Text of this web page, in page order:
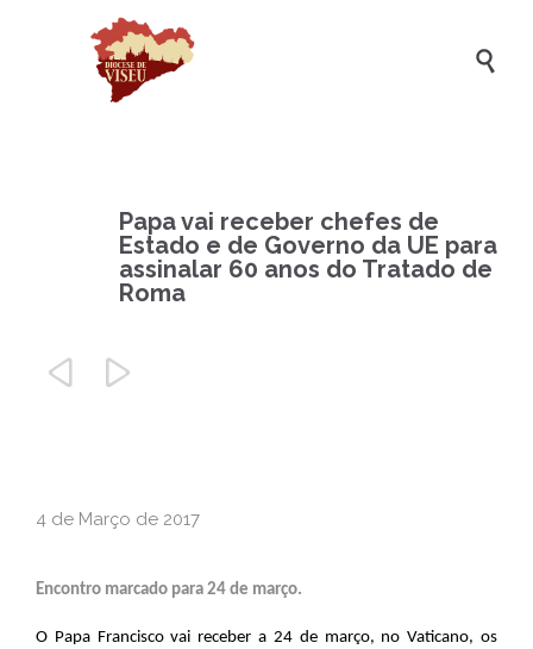

Papa vai receber chefes de
Estado e de Governo da UE para
assinalar 60 anos do Tratado de
Roma
 
4 de Março de 2017
Encontro marcado para 24 de março.
O Papa Francisco vai receber a 24 de março, no Vaticano, os